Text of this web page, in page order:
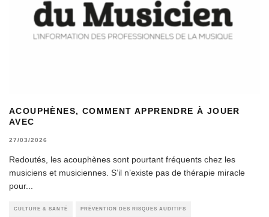
ACOUPHÈNES, COMMENT APPRENDRE À JOUER
AVEC
27/03/2026
Redoutés, les acouphènes sont pourtant fréquents chez les
musiciens et musiciennes. S’il n’existe pas de thérapie miracle
pour...
CULTURE & SANTÉ PRÉVENTION DES RISQUES AUDITIFS